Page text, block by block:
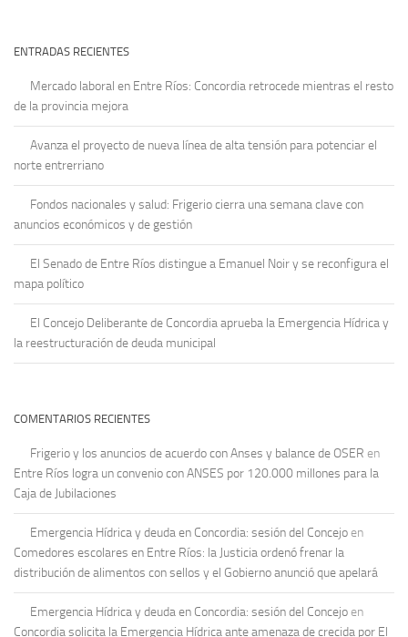
ENTRADAS RECIENTES
Mercado laboral en Entre Ríos: Concordia retrocede mientras el resto
de la provincia mejora
Avanza el proyecto de nueva línea de alta tensión para potenciar el
norte entrerriano
Fondos nacionales y salud: Frigerio cierra una semana clave con
anuncios económicos y de gestión
El Senado de Entre Ríos distingue a Emanuel Noir y se reconfigura el
mapa político
El Concejo Deliberante de Concordia aprueba la Emergencia Hídrica y
la reestructuración de deuda municipal
COMENTARIOS RECIENTES
Frigerio y los anuncios de acuerdo con Anses y balance de OSER en
Entre Ríos logra un convenio con ANSES por 120.000 millones para la
Caja de Jubilaciones
Emergencia Hídrica y deuda en Concordia: sesión del Concejo en
Comedores escolares en Entre Ríos: la Justicia ordenó frenar la
distribución de alimentos con sellos y el Gobierno anunció que apelará
Emergencia Hídrica y deuda en Concordia: sesión del Concejo en
Concordia solicita la Emergencia Hídrica ante amenaza de crecida por El